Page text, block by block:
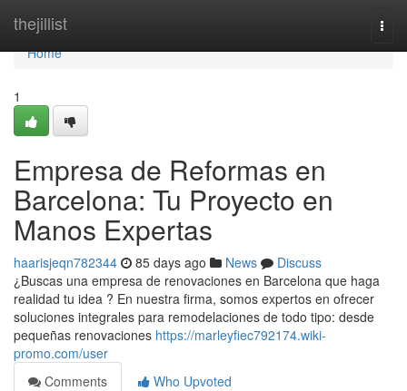
thejillist
Home
Home
1
Empresa de Reformas en
Barcelona: Tu Proyecto en
Manos Expertas
haarisjeqn782344 85 days ago News
Discuss
¿Buscas una empresa de renovaciones en Barcelona que haga
realidad tu idea ? En nuestra firma, somos expertos en ofrecer
soluciones integrales para remodelaciones de todo tipo: desde
pequeñas renovaciones https://marleyfiec792174.wiki-
promo.com/user
Comments
Who Upvoted